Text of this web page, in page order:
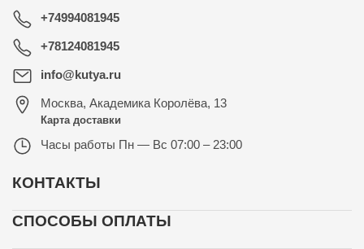
+74994081945
+78124081945
info@kutya.ru
Москва, Академика Королёва, 13
Карта доставки
Часы работы Пн — Вс 07:00 – 23:00
КОНТАКТЫ
СПОСОБЫ ОПЛАТЫ